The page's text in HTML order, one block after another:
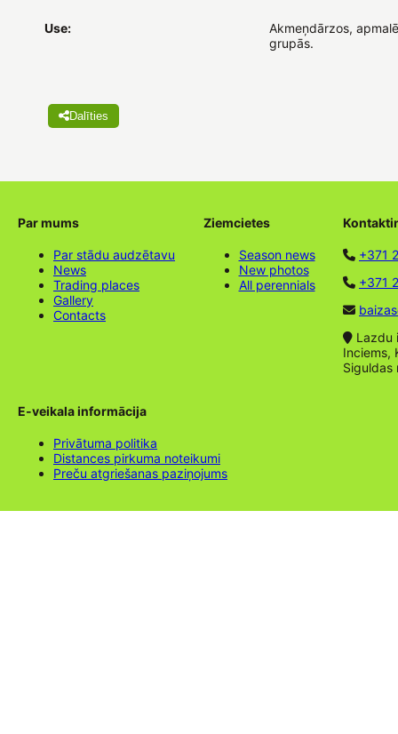
Use:
Akmeņdārzos,
grupās.
Dalīties
Par mums
Par stādu audzētavu
News
Trading places
Gallery
Contacts
Ziemcietes
Season news
New photos
All perennials
+371
+371
Lazdu
Inciems,
Siguldas
E-veikala informācija
Privātuma politika
Distances pirkuma noteikumi
Preču atgriešanas paziņojums